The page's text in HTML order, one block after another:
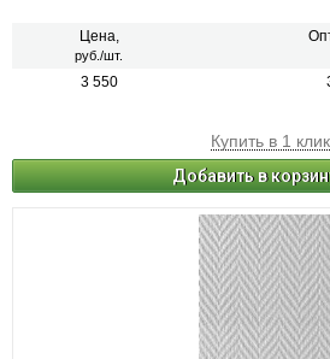
Цена,
руб./шт.
3 550
Купить в 1 клик
Добавить в